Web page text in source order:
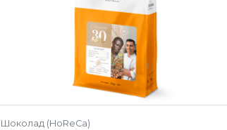
Шоколад (HoReCa)